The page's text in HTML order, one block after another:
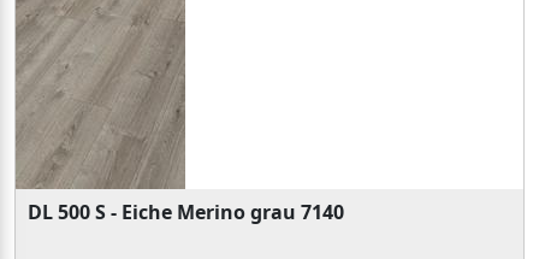
DL 500 S - Eiche Merino grau 7140